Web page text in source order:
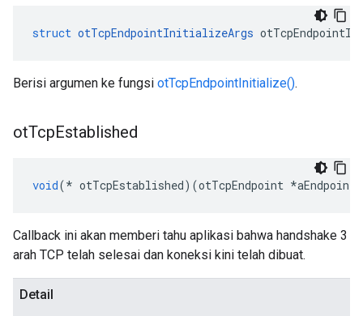
struct otTcpEndpointInitializeArgs
Berisi argumen ke fungsi otTcpEndpointInitialize().
otTcpEstablished
void(* otTcpEstablished)(otTcpEndpoint *aEndpoint
Callback ini akan memberi tahu aplikasi bahwa handshake 3
arah TCP telah selesai dan koneksi kini telah dibuat.
Detail